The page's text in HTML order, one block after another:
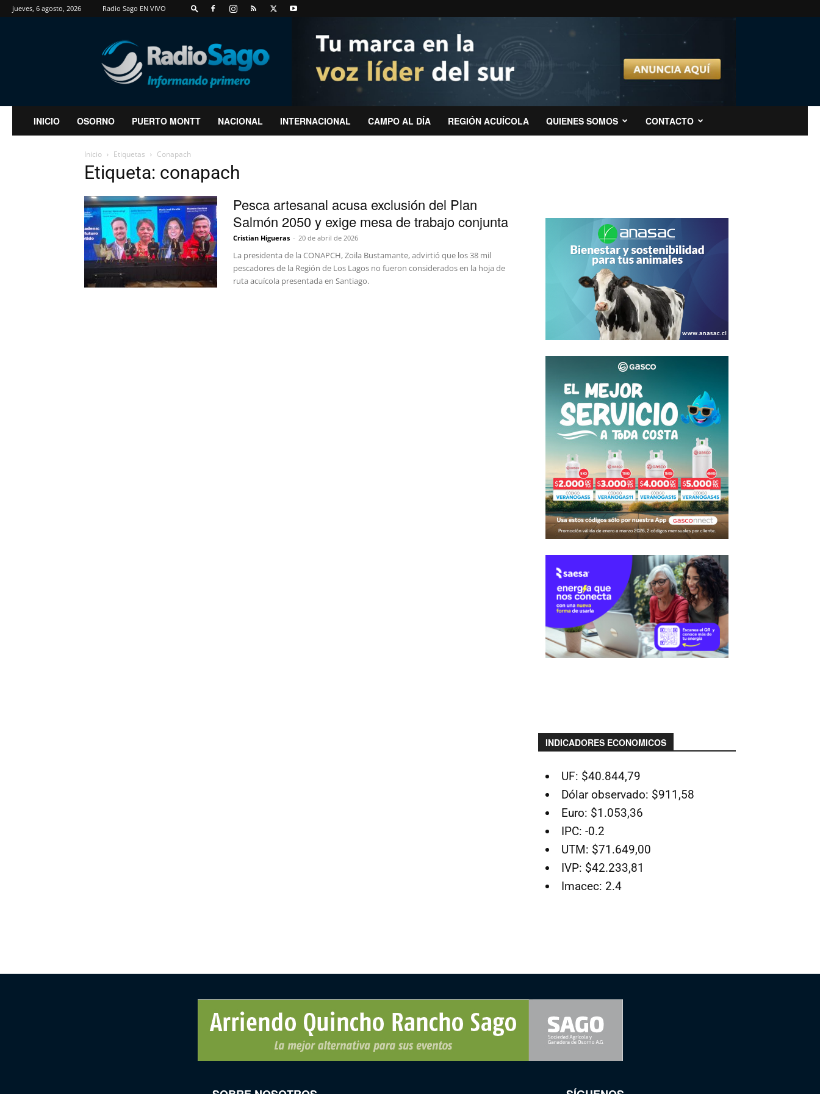
jueves, 6 agosto, 2026 Radio Sago EN VIVO
RadioSago
INICIO OSORNO PUERTO MONTT NACIONAL INTERNACIONAL CAMPO AL DÍA REGIÓN ACUÍCOLA QUIENES SOMOS CONTACTO
Inicio Etiquetas Conapach
Etiqueta: conapach
Pesca artesanal acusa exclusión del Plan
Salmón 2050 y exige mesa de trabajo conjunta
Cristian Higueras - 20 de abril de 2026
La presidenta de la CONAPCH, Zoila Bustamante, advirtió que los 38 mil
pescadores de la Región de Los Lagos no fueron considerados en la hoja de
ruta acuícola presentada en Santiago.
INDICADORES ECONOMICOS
UF: $40.844,79
Dólar observado: $911,58
Euro: $1.053,36
IPC: -0.2
UTM: $71.649,00
IVP: $42.233,81
Imacec: 2.4